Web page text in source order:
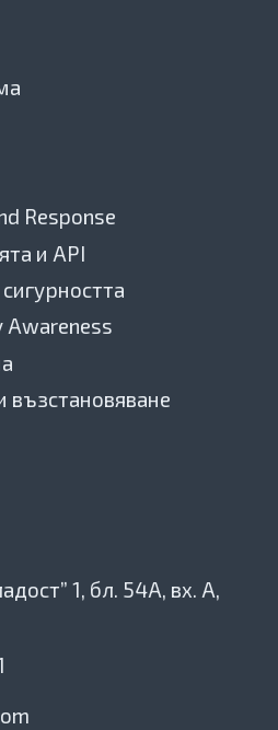
Response
и API
Awareness
възстановяване
1, бл. 54А, вх. А,